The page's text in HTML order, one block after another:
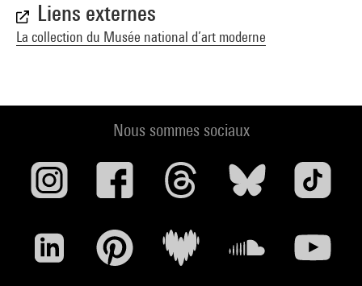
Liens externes
La collection du Musée national d’art moderne
Nous sommes sociaux